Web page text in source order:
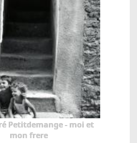
Petitdemange - moi et
mon frere